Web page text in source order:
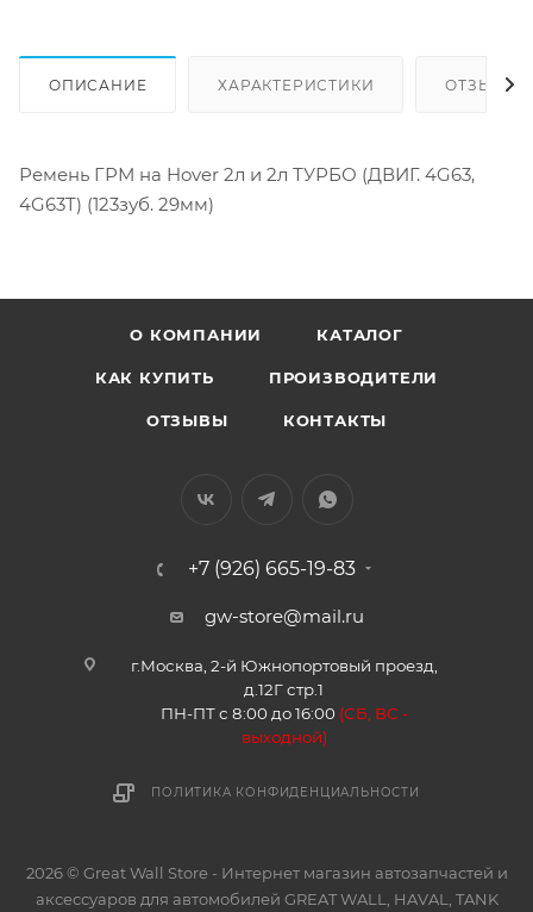
ОПИСАНИЕ ХАРАКТЕРИСТИКИ ОТЗЫВЫ
Ремень ГРМ на Hover 2л и 2л ТУРБО (ДВИГ. 4G63,
4G63T) (123зуб. 29мм)
О КОМПАНИИ КАТАЛОГ
КАК КУПИТЬ ПРОИЗВОДИТЕЛИ
ОТЗЫВЫ КОНТАКТЫ
+7 (926) 665-19-83
gw-store@mail.ru
г.Москва, 2-й Южнопортовый проезд,
д.12Г стр.1
ПН-ПТ с 8:00 до 16:00 (СБ, ВС -
выходной)
ПОЛИТИКА КОНФИДЕНЦИАЛЬНОСТИ
2026 © Great Wall Store - Интернет магазин автозапчастей и
аксессуаров для автомобилей GREAT WALL, HAVAL, TANK